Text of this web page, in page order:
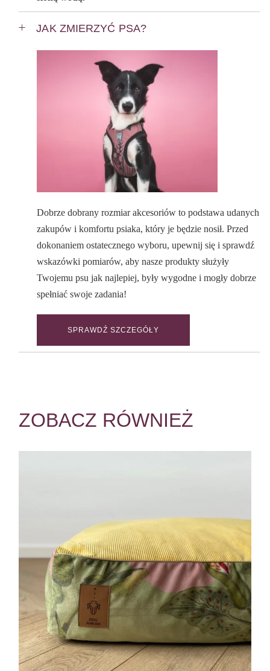
JAK ZMIERZYĆ PSA?
Dobrze dobrany rozmiar akcesoriów to podstawa udanych
zakupów i komfortu psiaka, który je będzie nosił. Przed
dokonaniem ostatecznego wyboru, upewnij się i sprawdź
wskazówki pomiarów, aby nasze produkty służyły
Twojemu psu jak najlepiej, były wygodne i mogły dobrze
spełniać swoje zadania!
SPRAWDŹ SZCZEGÓŁY
ZOBACZ RÓWNIEŻ